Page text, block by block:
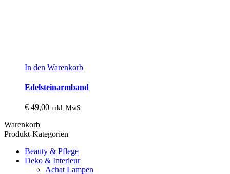
In den Warenkorb
Edelsteinarmband
€ 49,00 inkl. MwSt
Warenkorb
Produkt-Kategorien
Beauty & Pflege
Deko & Interieur
Achat Lampen